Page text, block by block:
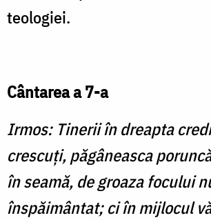
teologiei.
Cântarea a 7-a
Irmos: Tinerii în dreapta
crescuţi, păgâneasca
în seamă, de groaza focului
înspăimântat; ci în mijlocul